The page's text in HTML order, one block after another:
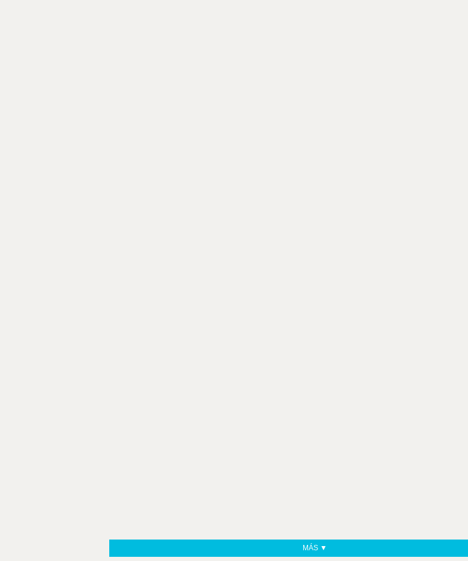
MÁS ▼